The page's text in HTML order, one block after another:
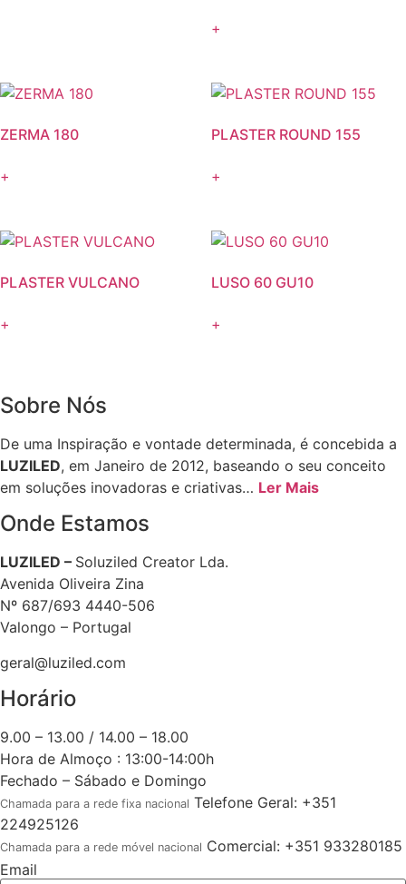
+
ZERMA 180
+
PLASTER ROUND 155
+
PLASTER VULCANO
+
LUSO 60 GU10
+
Sobre Nós
De uma Inspiração e vontade determinada, é concebida a
LUZILED, em Janeiro de 2012, baseando o seu conceito
em soluções inovadoras e criativas… Ler Mais
Onde Estamos
LUZILED – Soluziled Creator Lda.
Avenida Oliveira Zina
Nº 687/693 4440-506
Valongo – Portugal
geral@luziled.com
Horário
9.00 – 13.00 / 14.00 – 18.00
Hora de Almoço : 13:00-14:00h
Fechado – Sábado e Domingo
Chamada para a rede fixa nacional Telefone Geral: +351
224925126
Chamada para a rede móvel nacional Comercial: +351 933280185
Email